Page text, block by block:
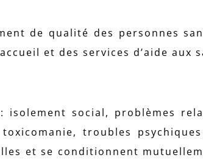
de qualité des personnes
et des services d’aide aux
isolement social, problèmes
troubles
et se conditionnent